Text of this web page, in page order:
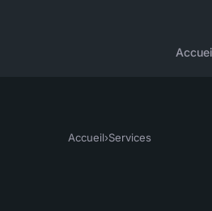
Accueil›Services